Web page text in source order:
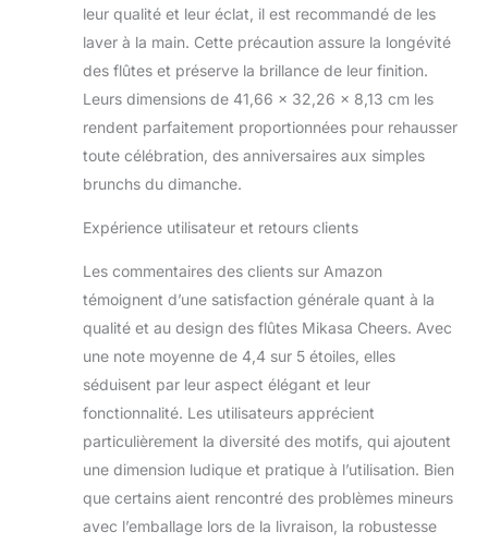
leur qualité et leur éclat, il est recommandé de les
laver à la main. Cette précaution assure la longévité
des flûtes et préserve la brillance de leur finition.
Leurs dimensions de 41,66 x 32,26 x 8,13 cm les
rendent parfaitement proportionnées pour rehausser
toute célébration, des anniversaires aux simples
brunchs du dimanche.
Expérience utilisateur et retours clients
Les commentaires des clients sur Amazon
témoignent d’une satisfaction générale quant à la
qualité et au design des flûtes Mikasa Cheers. Avec
une note moyenne de 4,4 sur 5 étoiles, elles
séduisent par leur aspect élégant et leur
fonctionnalité. Les utilisateurs apprécient
particulièrement la diversité des motifs, qui ajoutent
une dimension ludique et pratique à l’utilisation. Bien
que certains aient rencontré des problèmes mineurs
avec l’emballage lors de la livraison, la robustesse